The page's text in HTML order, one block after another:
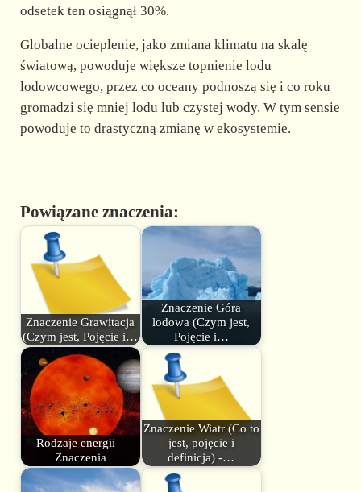
odsetek ten osiągnął 30%.
Globalne ocieplenie, jako zmiana klimatu na skalę
światową, powoduje większe topnienie lodu
lodowcowego, przez co oceany podnoszą się i co roku
gromadzi się mniej lodu lub czystej wody. W tym sensie
powoduje to drastyczną zmianę w ekosystemie.
Powiązane znaczenia:
Znaczenie Grawitacja
(Czym jest, Pojęcie i…
Znaczenie Góra
lodowa (Czym jest,
Pojęcie i…
Rodzaje energii –
Znaczenia
Znaczenie Wiatr (Co to
jest, pojęcie i
definicja) -…